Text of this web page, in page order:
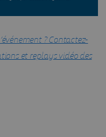
? Contactez-
et replays vidéo des